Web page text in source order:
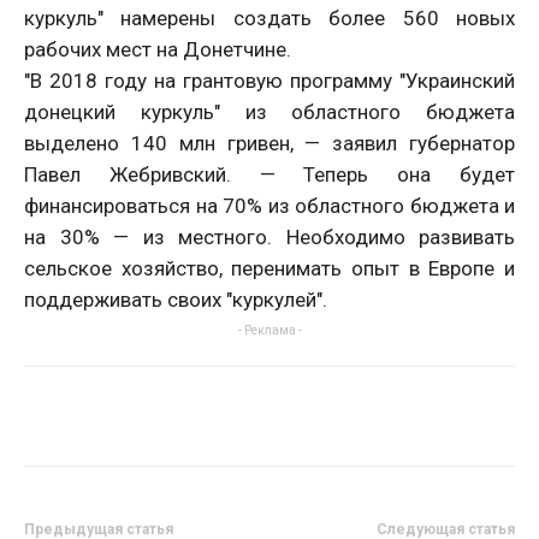
куркуль" намерены создать более 560 новых
рабочих мест на Донетчине.
"В 2018 году на грантовую программу "Украинский
донецкий куркуль" из областного бюджета
выделено 140 млн гривен, — заявил губернатор
Павел Жебривский. — Теперь она будет
финансироваться на 70% из областного бюджета и
на 30% — из местного. Необходимо развивать
сельское хозяйство, перенимать опыт в Европе и
поддерживать своих "куркулей".
- Реклама -
Предыдущая статья Следующая статья